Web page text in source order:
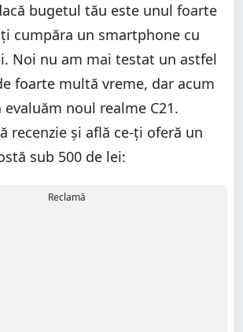
bugetul tău este unul foarte
cumpăra un smartphone cu
Noi nu am mai testat un astfel
foarte multă vreme, dar acum
noul realme C21.
recenzie și află ce-ți oferă un
sub 500 de lei:
Reclamă